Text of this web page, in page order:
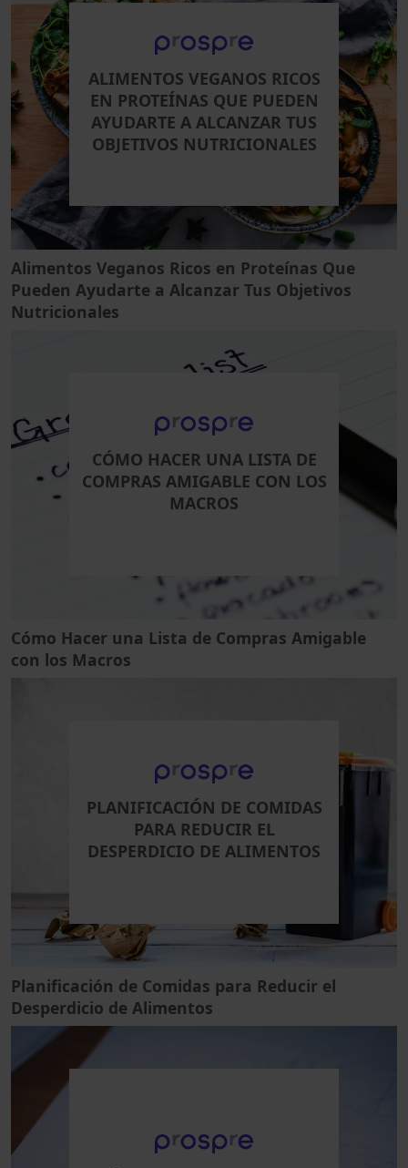
ALIMENTOS VEGANOS RICOS
EN PROTEÍNAS QUE PUEDEN
AYUDARTE A ALCANZAR TUS
OBJETIVOS NUTRICIONALES
Alimentos Veganos Ricos en Proteínas Que
Pueden Ayudarte a Alcanzar Tus Objetivos
Nutricionales
CÓMO HACER UNA LISTA DE
COMPRAS AMIGABLE CON LOS
MACROS
Cómo Hacer una Lista de Compras Amigable
con los Macros
PLANIFICACIÓN DE COMIDAS
PARA REDUCIR EL
DESPERDICIO DE ALIMENTOS
Planificación de Comidas para Reducir el
Desperdicio de Alimentos